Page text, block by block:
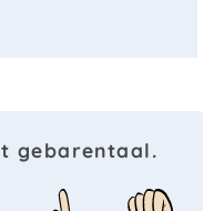
gebarentaal.